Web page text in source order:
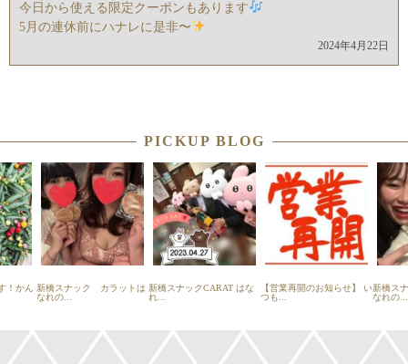
今日から使える限定クーポンもあります
5月の連休前にハナレに是非〜
2024年4月22日
PICKUP BLOG
！かん
新橋スナック カラットは
なれの...
新橋スナックCARAT はな
れ...
【営業再開のお知らせ】 い
つも...
新橋ス
なれの...